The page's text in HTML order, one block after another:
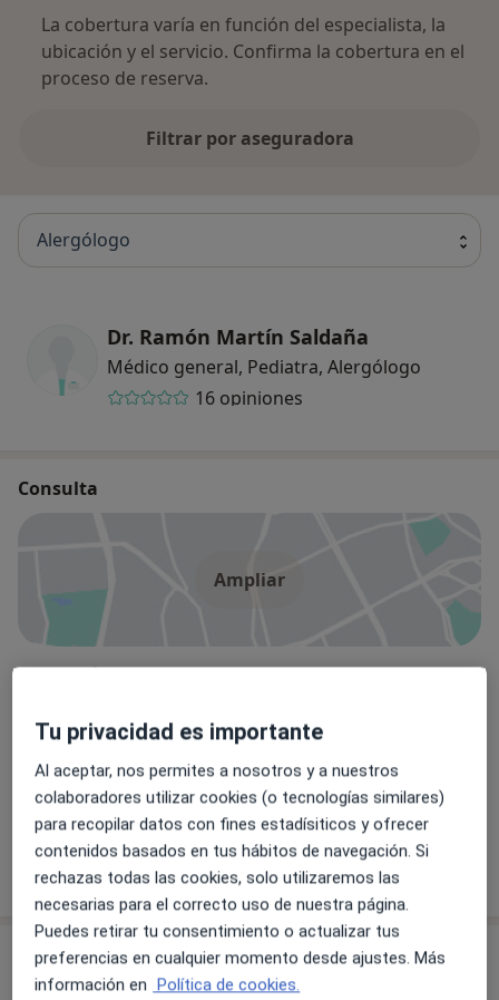
La cobertura varía en función del especialista, la
ubicación y el servicio. Confirma la cobertura en el
proceso de reserva.
Filtrar por aseguradora
Alergólogo
Dr. Ramón Martín Saldaña
Médico general, Pediatra, Alergólogo
16 opiniones
Consulta
Ampliar
Centro Médico M. Saldaña
Aseguradoras
Adeslas
Asisa
Axa
Caser
Fiatc
Opiniones sobre los especialistas (23)
Tu privacidad es importante
Al aceptar, nos permites a nosotros y a nuestros
colaboradores utilizar cookies (o tecnologías similares)
para recopilar datos con fines estadísiticos y ofrecer
contenidos basados en tus hábitos de navegación. Si
rechazas todas las cookies, solo utilizaremos las
necesarias para el correcto uso de nuestra página.
Puedes retirar tu consentimiento o actualizar tus
preferencias en cualquier momento desde ajustes. Más
información en Política de cookies.